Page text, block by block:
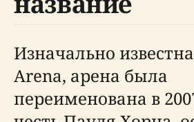
Изначально
Arena, арена была
переименована в